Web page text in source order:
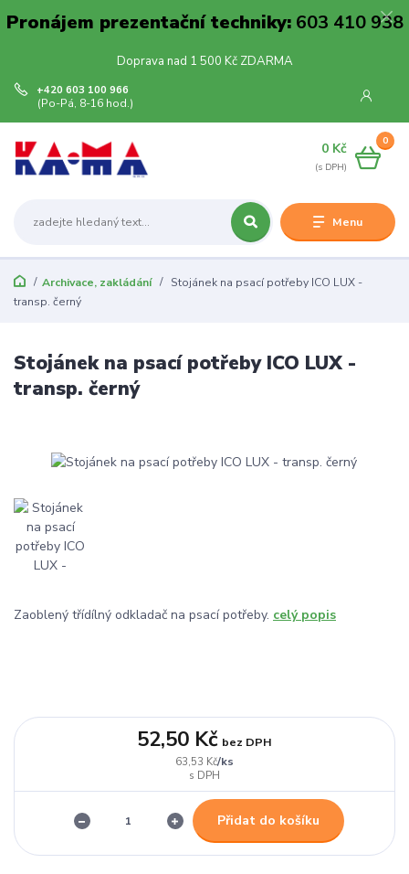
Pronájem prezentační techniky:603 410 938
Doprava nad 1 500 Kč ZDARMA
Menu
+420 603 100 966
(Po-Pá, 8-16 hod.)
0
0 Kč
Archivace, zakládání
Stojánek na psací potřeby ICO LUX -
transp. černý
Stojánek na psací potřeby ICO LUX -
transp. černý
Zaoblený třídílný odkladač na psací potřeby. celý popis
63,53 Kč/ks
52,50 Kč bez DPH
Přidat do košíku